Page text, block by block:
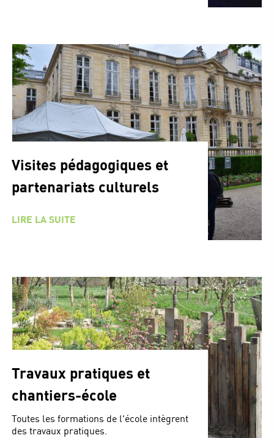
Visites pédagogiques et
partenariats culturels
LIRE LA SUITE
Travaux pratiques et
chantiers-école
Toutes les formations de l'école intègrent
des travaux pratiques.